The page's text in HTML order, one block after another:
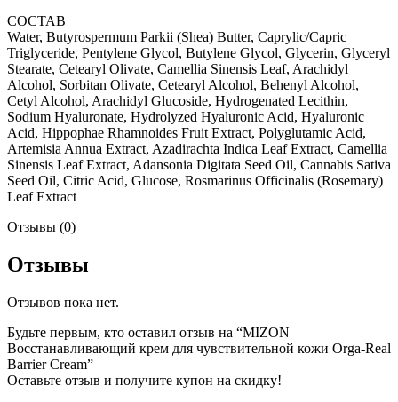
СОСТАВ
Water, Butyrospermum Parkii (Shea) Butter, Caprylic/Capric
Triglyceride, Pentylene Glycol, Butylene Glycol, Glycerin, Glyceryl
Stearate, Cetearyl Olivate, Camellia Sinensis Leaf, Arachidyl
Alcohol, Sorbitan Olivate, Cetearyl Alcohol, Behenyl Alcohol,
Cetyl Alcohol, Arachidyl Glucoside, Hydrogenated Lecithin,
Sodium Hyaluronate, Hydrolyzed Hyaluronic Acid, Hyaluronic
Acid, Hippophae Rhamnoides Fruit Extract, Polyglutamic Acid,
Artemisia Annua Extract, Azadirachta Indica Leaf Extract, Camellia
Sinensis Leaf Extract, Adansonia Digitata Seed Oil, Cannabis Sativa
Seed Oil, Citric Acid, Glucose, Rosmarinus Officinalis (Rosemary)
Leaf Extract
Отзывы (0)
Отзывы
Отзывов пока нет.
Будьте первым, кто оставил отзыв на “MIZON
Восстанавливающий крем для чувствительной кожи Orga-Real
Barrier Cream”
Оставьте отзыв и получите купон на скидку!